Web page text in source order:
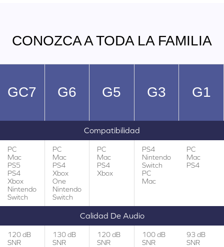
CONOZCA A TODA LA FAMILIA
GC7 G6 G5 G3 G1
Compatibilidad
PC
Mac
PS5
PS4
Xbox
Nintendo
Switch
PC
Mac
PS4
Xbox
One
Nintendo
Switch
PC
Mac
PS4
Xbox
PS4
Nintendo
Switch
PC
Mac
PC
Mac
PS4
Calidad De Audio
120 dB
SNR
130 dB
SNR
120 dB
SNR
100 dB
SNR
93 dB
SNR